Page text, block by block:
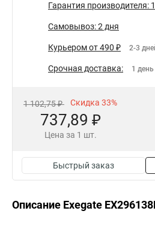
Гарантия производителя:
Самовывоз: 2 дня
Курьером от 490 ₽ 2-3
Срочная доставка: 1 день
1 102,75 ₽ Скидка 33%
737,89 ₽
Цена за 1 шт.
Быстрый заказ
Описание Exegate